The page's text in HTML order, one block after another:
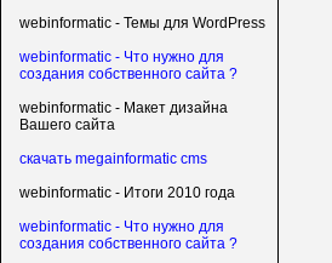
webinformatic - Темы для WordPress
webinformatic - Что нужно для
создания собственного сайта ?
webinformatic - Макет дизайна
Вашего сайта
скачать megainformatic cms
webinformatic - Итоги 2010 года
webinformatic - Что нужно для
создания собственного сайта ?